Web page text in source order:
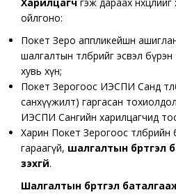
ойлгоно:
Покет Зеро аппликейшн
шалгалтын төлбөрийг эсвэл бүрэн
хувь хүн;
Покет Зерогоос ИЭСПИ Санд
санхүүжилт) гаргасан
ИЭСПИ Сангийн харилцагчид
Харин Покет Зерогоос
гараагүй, шалгалтын бүртгэл
үзэхгүй.
Шалгалтын бүртгэл